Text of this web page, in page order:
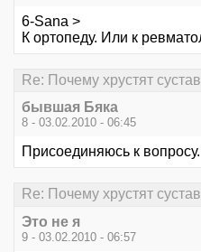
6-Sana >
К ортопеду. Или к
Re: Почему хрустят
бывшая Бяка
8 - 03.02.2010 - 06:45
Присоединяюсь к вопросу.
Re: Почему хрустят
Это не я
9 - 03.02.2010 - 06:57